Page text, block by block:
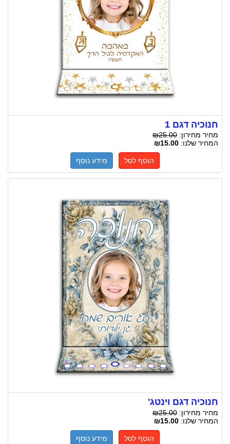
חנוכיה דגם 1
מחיר מחירון: ₪25.00
המחיר שלנו: ₪15.00
הוסף לסל מידע נוסף
חנוכיה דגם וינטג'
מחיר מחירון: ₪25.00
המחיר שלנו: ₪15.00
הוסף לסל מידע נוסף